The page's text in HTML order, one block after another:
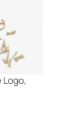
Logo,